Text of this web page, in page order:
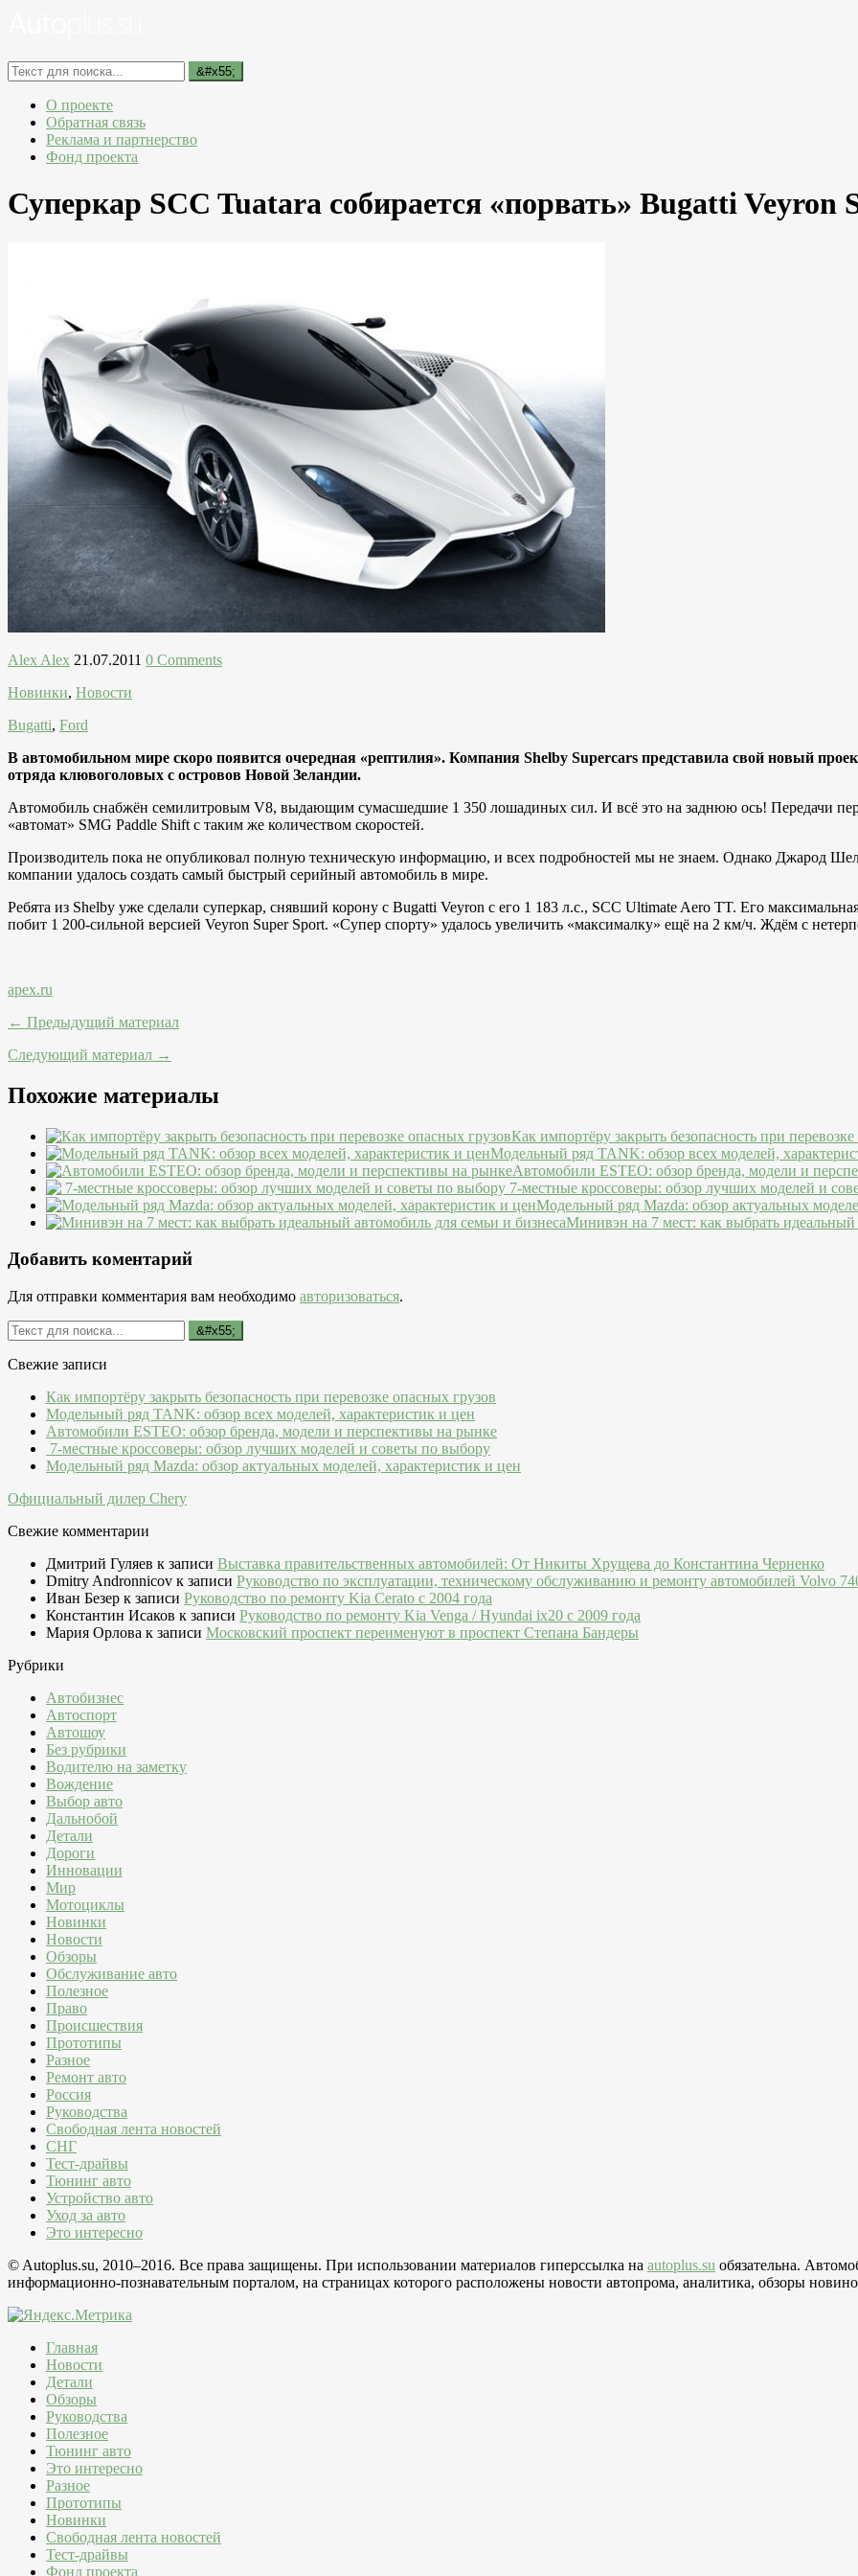
О проекте
Обратная связь
Реклама и партнерство
Фонд проекта
Суперкар SCC Tuatara собирается «порвать» Bugatti Veyron
Alex Alex 21.07.2011 0 Comments
Новинки, Новости
Bugatti, Ford
В автомобильном мире скоро появится очередная «рептилия». Компания Shelby Supercars представила свой новый
отряда клювоголовых с островов Новой Зеландии.
Автомобиль снабжён семилитровым V8, выдающим сумасшедшие 1 350 лошадиных сил. И всё это на заднюю ось! Передачи
«автомат» SMG Paddle Shift с таким же количеством скоростей.
Производитель пока не опубликовал полную техническую информацию, и всех подробностей мы не знаем. Однако Джарод
компании удалось создать самый быстрый серийный автомобиль в мире.
Ребята из Shelby уже сделали суперкар, снявший корону с Bugatti Veyron с его 1 183 л.с., SCC Ultimate Aero TT. Его
побит 1 200-сильной версией Veyron Super Sport. «Супер спорту» удалось увеличить «максималку» ещё на 2 км/ч. Ждём с
apex.ru
← Предыдущий материал
Следующий материал →
Похожие материалы
Как импортёру закрыть безопасность при
Модельный ряд TANK: обзор всех моделей,
Автомобили ESTEO: обзор бренда, модели и
7-местные кроссоверы: обзор лучших моделей и
Модельный ряд Mazda: обзор актуальных
Минивэн на 7 мест: как выбрать идеальный
Добавить коментарий
Для отправки комментария вам необходимо авторизоваться.
Свежие записи
Как импортёру закрыть безопасность при перевозке опасных грузов
Модельный ряд TANK: обзор всех моделей, характеристик и цен
Автомобили ESTEO: обзор бренда, модели и перспективы на рынке
7-местные кроссоверы: обзор лучших моделей и советы по выбору
Модельный ряд Mazda: обзор актуальных моделей, характеристик и цен
Официальный дилер Chery
Свежие комментарии
Дмитрий Гуляев к записи Выставка правительственных автомобилей: От Никиты Хрущева до Константина Черненко
Dmitry Andronnicov к записи Руководство по эксплуатации, техническому обслуживанию и ремонту автомобилей Volvo
Иван Безер к записи Руководство по ремонту Kia Cerato c 2004 года
Константин Исаков к записи Руководство по ремонту Kia Venga / Hyundai ix20 c 2009 года
Мария Орлова к записи Московский проспект переименуют в проспект Степана Бандеры
Рубрики
Автобизнес
Автоспорт
Автошоу
Без рубрики
Водителю на заметку
Вождение
Выбор авто
Дальнобой
Детали
Дороги
Инновации
Мир
Мотоциклы
Новинки
Новости
Обзоры
Обслуживание авто
Полезное
Право
Происшествия
Прототипы
Разное
Ремонт авто
Россия
Руководства
Свободная лента новостей
СНГ
Тест-драйвы
Тюнинг авто
Устройство авто
Уход за авто
Это интересно
© Autoplus.su, 2010–2016. Все права защищены. При использовании материалов гиперссылка на autoplus.su обязательна.
информационно-познавательным порталом, на страницах которого расположены новости автопрома, аналитика, обзоры
Главная
Новости
Детали
Обзоры
Руководства
Полезное
Тюнинг авто
Это интересно
Разное
Прототипы
Новинки
Свободная лента новостей
Тест-драйвы
Фонд проекта